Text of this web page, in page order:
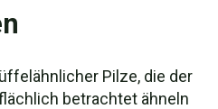
Pilze, die der
betrachtet ähneln